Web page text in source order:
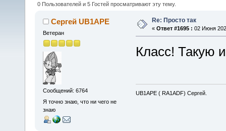
0 Пользователей и 5 Гостей просматривают эту тему.
Сергей UB1APE
Ветеран
Сообщений: 6764
Я точно знаю, что ни чего не
знаю
Re: Просто так
« Ответ #1695 : 02 Июня
Класс! Такую
UB1APE ( RA1ADF) Сергей.